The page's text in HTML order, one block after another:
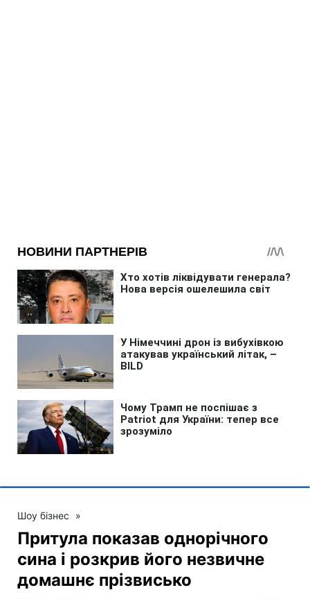
Шоу бізнес »
Притула показав однорічного
сина і розкрив його незвичне
домашнє прізвисько